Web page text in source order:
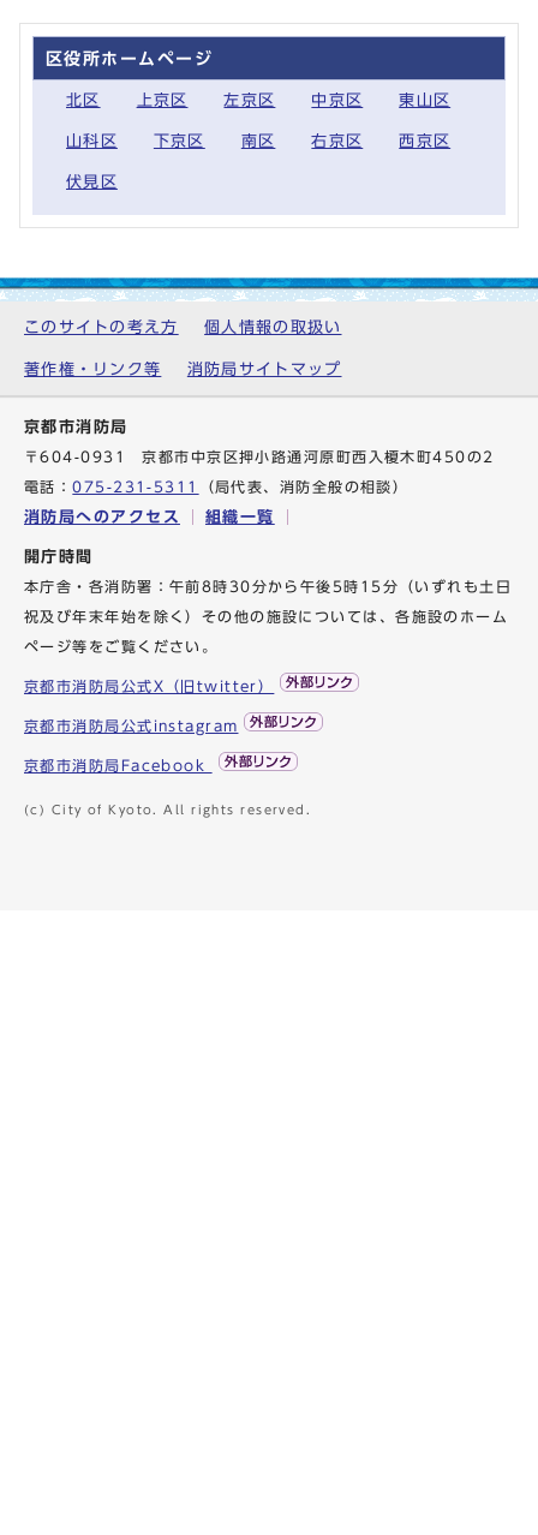
区役所ホームページ
北区 上京区 左京区 中京区 東山区
山科区 下京区 南区 右京区 西京区
伏見区
このサイトの考え方 個人情報の取扱い
著作権・リンク等 消防局サイトマップ
京都市消防局
〒604-0931 京都市中京区押小路通河原町西入榎木町450の2
電話：075-231-5311 （局代表、消防全般の相談）
消防局へのアクセス 組織一覧
開庁時間
本庁舎・各消防署：午前8時30分から午後5時15分（いずれも土日
祝及び年末年始を除く）その他の施設については、各施設のホーム
ページ等をご覧ください。
京都市消防局公式X（旧twitter）
京都市消防局公式instagram
京都市消防局Facebook
(c) City of Kyoto. All rights reserved.